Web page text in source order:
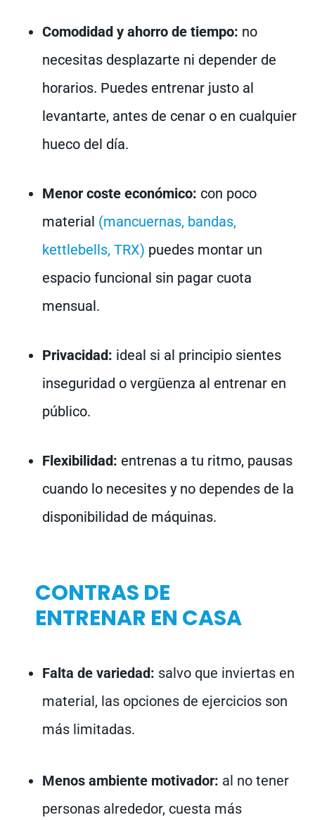
Comodidad y ahorro de tiempo: no
necesitas desplazarte ni depender de
horarios. Puedes entrenar justo al
levantarte, antes de cenar o en cualquier
hueco del día.
Menor coste económico: con poco
material (mancuernas, bandas,
kettlebells, TRX) puedes montar un
espacio funcional sin pagar cuota
mensual.
Privacidad: ideal si al principio sientes
inseguridad o vergüenza al entrenar en
público.
Flexibilidad: entrenas a tu ritmo, pausas
cuando lo necesites y no dependes de la
disponibilidad de máquinas.
CONTRAS DE
ENTRENAR EN CASA
Falta de variedad: salvo que inviertas en
material, las opciones de ejercicios son
más limitadas.
Menos ambiente motivador: al no tener
personas alrededor, cuesta más